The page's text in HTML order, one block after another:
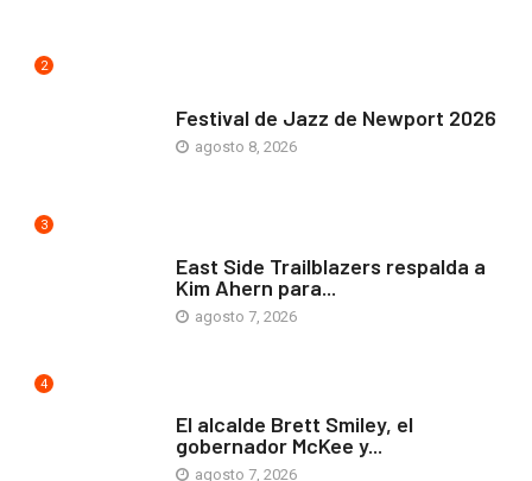
2
Festival de Jazz de Newport 2026
agosto 8, 2026
3
East Side Trailblazers respalda a
Kim Ahern para...
agosto 7, 2026
4
El alcalde Brett Smiley, el
gobernador McKee y...
agosto 7, 2026